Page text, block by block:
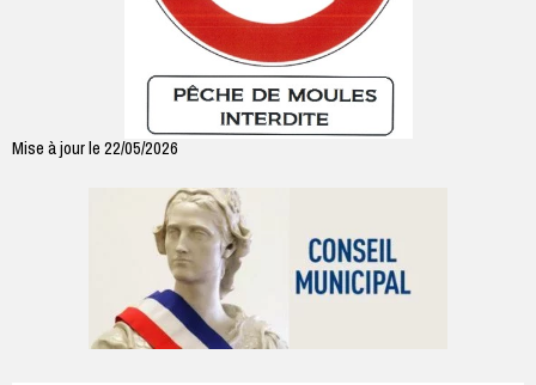
Mise à jour le 22/05/2026